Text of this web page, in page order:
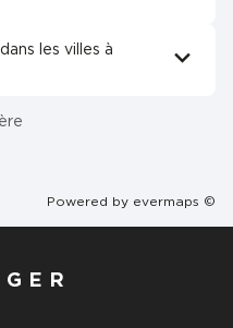
les villes à
Powered by evermaps ©